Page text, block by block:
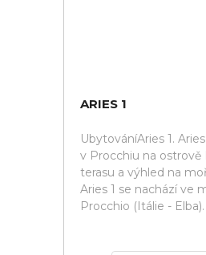
ARIES 1
UbytováníAries 1.
v Procchiu na ostrově
terasu a výhled na
Aries 1 se nachází ve
Procchio (Itálie - Elba).